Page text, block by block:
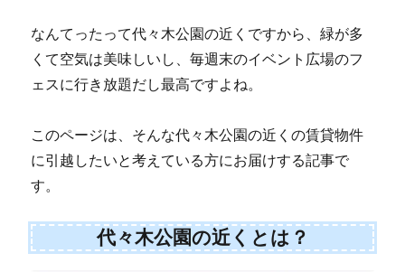
なんてったって代々木公園の近くですから、緑が多
くて空気は美味しいし、毎週末のイベント広場のフ
ェスに行き放題だし最高ですよね。
このページは、そんな代々木公園の近くの賃貸物件
に引越したいと考えている方にお届けする記事で
す。
代々木公園の近くとは？